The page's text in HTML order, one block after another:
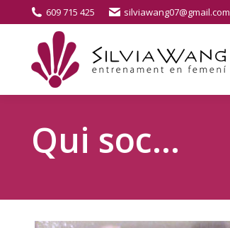
609 715 425 silviawang07@gmail.com
Qui soc…